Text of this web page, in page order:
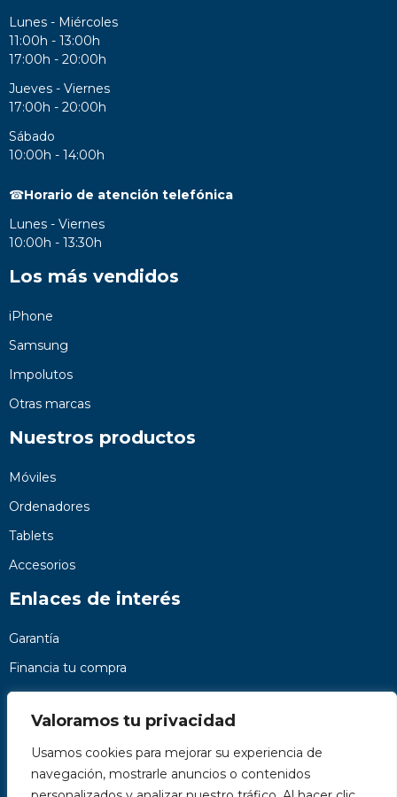
Valoramos tu privacidad
Usamos cookies para mejorar su experiencia de
navegación, mostrarle anuncios o contenidos
Lunes - Miércoles
11:00h - 13:00h
17:00h - 20:00h
Jueves - Viernes
17:00h - 20:00h
Sábado
10:00h - 14:00h
☎Horario de atención telefónica
Lunes - Viernes
10:00h - 13:30h
Los más vendidos
iPhone
Samsung
Impolutos
Otras marcas
Nuestros productos
Móviles
Ordenadores
Tablets
Accesorios
Enlaces de interés
Garantía
Financia tu compra
Preguntas frecuentes
Nosotros
Contacto
Páginas legales